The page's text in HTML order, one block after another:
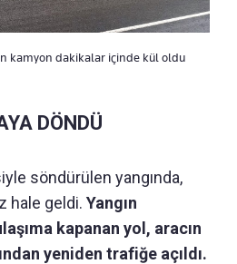
kamyon dakikalar içinde kül oldu
DÖNDÜ
söndürülen yangında,
hale geldi. Yangın
kapanan yol, aracın
yeniden trafiğe açıldı.